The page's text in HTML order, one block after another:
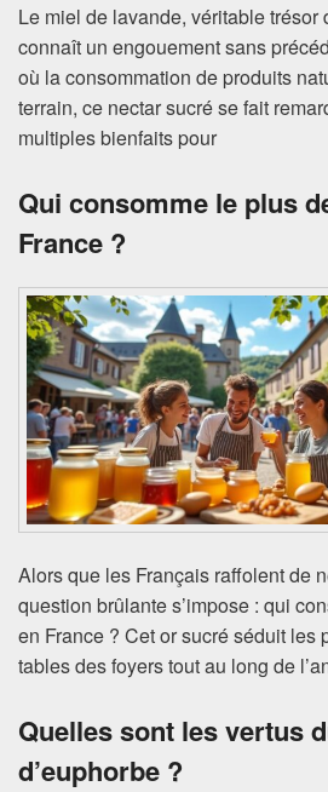
Le miel de lavande, véritable trésor
connaît un engouement sans
où la consommation de produits
terrain, ce nectar sucré se fait
multiples bienfaits pour
Qui consomme le plus
France ?
Alors que les Français raffolent de
question brûlante s’impose : qui
en France ? Cet or sucré séduit les
tables des foyers tout au long de
Quelles sont les vertus
d’euphorbe ?